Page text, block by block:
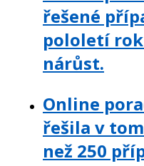
řešené
pololetí
nárůst.
Online
řešila v
než 250